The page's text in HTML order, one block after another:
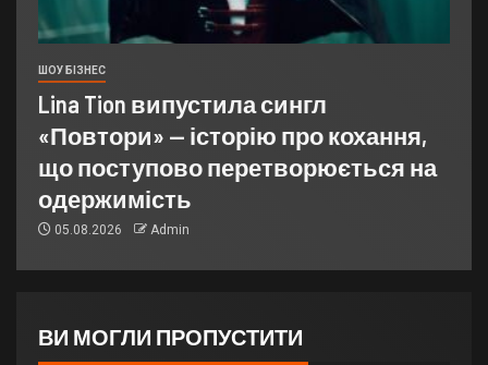
ШОУ БІЗНЕС
Lina Tion випустила сингл
«Повтори» — історію про кохання,
що поступово перетворюється на
одержимість
05.08.2026 Admin
ВИ МОГЛИ ПРОПУСТИТИ